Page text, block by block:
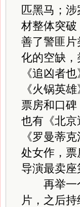
匹黑马；涉
材整体突破
善了警匪片
化的空缺，
《追凶者也
《火锅英
票房和口
也有《北
《罗曼蒂
处女作，
导演最卖座
再举一个
片，之后